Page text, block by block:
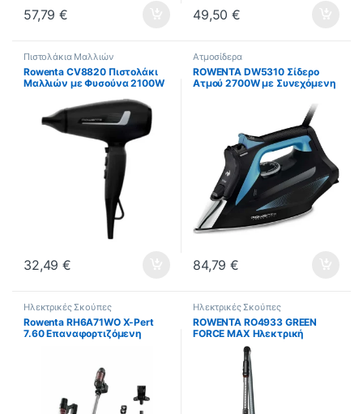
57,79€ 49,50€
Πιστολάκια Μαλλιών
Rowenta CV8820 Πιστολάκι
Μαλλιών με Φυσούνα 2100W
32,49€
Ατμοσίδερα
ROWENTA DW5310 Σίδερο
Ατμού 2700W με Συνεχόμενη
84,79€
Ηλεκτρικές Σκούπες
Rowenta RH6A71WO X-Pert
7.60 Επαναφορτιζόμενη
Ηλεκτρικές Σκούπες
ROWENTA RO4933 GREEN
FORCE MAX Ηλεκτρική
Σκούπα 900W με Σακούλα
4.5lt Μαύρη ΕΩΣ 12 ΔΟΣΕΙΣ